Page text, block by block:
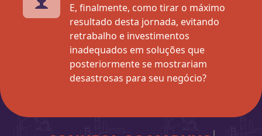
E, finalmente, como tirar o máximo
resultado desta jornada, evitando
retrabalho e investimentos
inadequados em soluções que
posteriormente se mostrariam
desastrosas para seu negócio?